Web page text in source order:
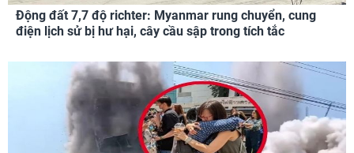
Động đất 7,7 độ richter: Myanmar rung chuyển, cung
điện lịch sử bị hư hại, cây cầu sập trong tích tắc